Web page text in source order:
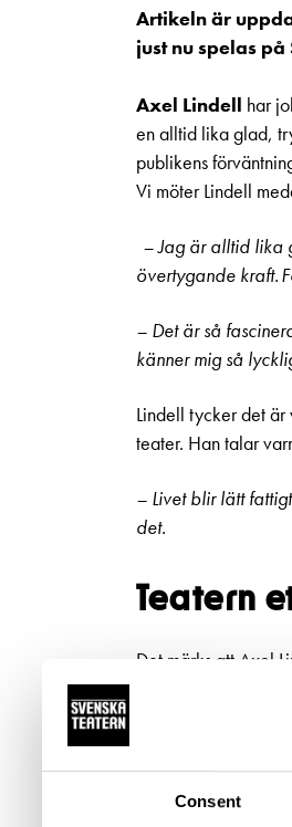
Consent
Artikeln är
just nu spelas på
Axel Lindell har
en alltid lika glad,
publikens
Vi möter Lindell
– Jag är alltid lika
övertygande kraft.
– Det är så
känner mig så
Lindell tycker det är
teater. Han talar
– Livet blir lätt
det.
Teatern
Det märks att Axel
glad när de